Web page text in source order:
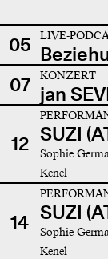
05 LIVE-
07
KONZERT
jan
12 SUZI
Sophie
Kenel
14 SUZI
Sophie
Kenel